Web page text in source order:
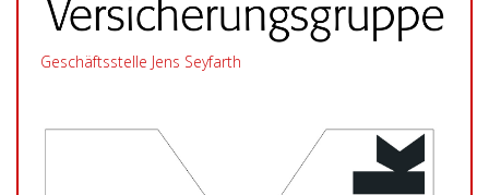
Geschäftsstelle Jens Seyfarth